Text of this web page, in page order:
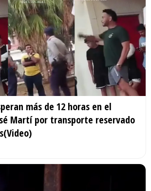
más de 12 horas en el
Martí por transporte reservado